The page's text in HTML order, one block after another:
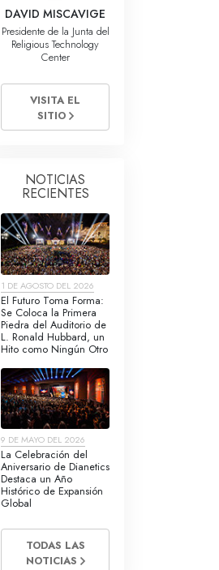
DAVID MISCAVIGE
Presidente de la Junta del
Religious Technology
Center
VISITA EL
SITIO
NOTICIAS
RECIENTES
1 DE AGOSTO DEL 2026
El Futuro Toma Forma:
Se Coloca la Primera
Piedra del Auditorio de
L. Ronald Hubbard, un
Hito como Ningún Otro
9 DE MAYO DEL 2026
La Celebración del
Aniversario de Dianetics
Destaca un Año
Histórico de Expansión
Global
TODAS LAS
NOTICIAS